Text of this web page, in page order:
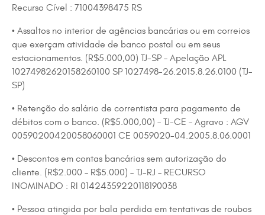
Recurso Cível : 71004398475 RS
• Assaltos no interior de agências bancárias ou em correios
que exerçam atividade de banco postal ou em seus
estacionamentos. (R$5.000,00) TJ-SP – Apelação APL
10274982620158260100 SP 1027498-26.2015.8.26.0100 (TJ-
SP)
• Retenção do salário de correntista para pagamento de
débitos com o banco. (R$5.000,00) – TJ-CE – Agravo : AGV
00590200420058060001 CE 0059020-04.2005.8.06.0001
• Descontos em contas bancárias sem autorização do
cliente. (R$2.000 – R$5.000) – TJ-RJ – RECURSO
INOMINADO : RI 01424359220118190038
• Pessoa atingida por bala perdida em tentativas de roubos